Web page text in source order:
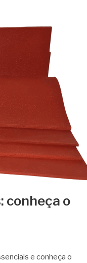
conheça o
e conheça o